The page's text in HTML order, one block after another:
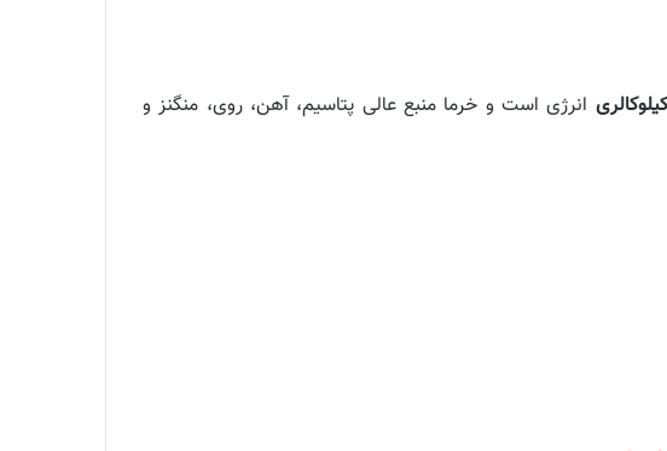
انرژی است و خرما منبع عالی پتاسیم، آهن، روی، منگنز و